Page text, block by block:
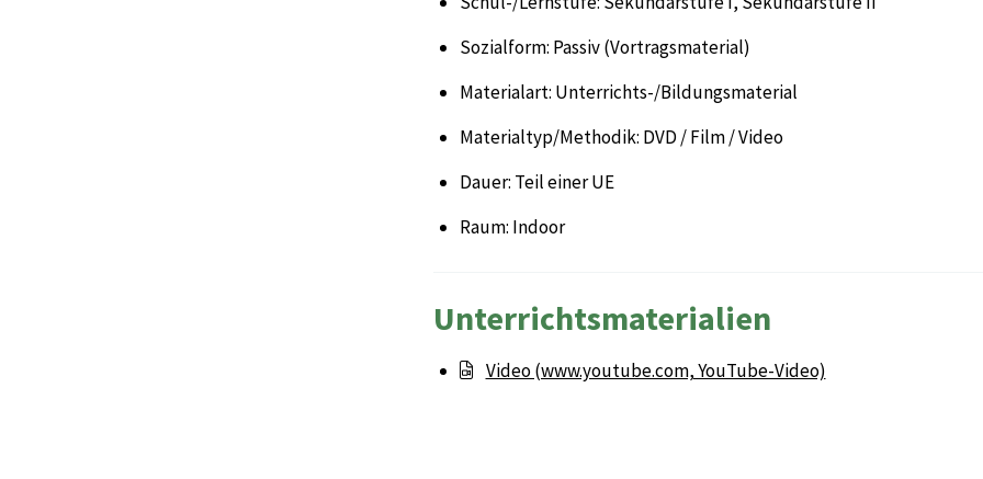
Sozialform: Passiv (Vortragsmaterial)
Materialart: Unterrichts-/Bildungsmaterial
Materialtyp/Methodik: DVD / Film / Video
Dauer: Teil einer UE
Raum: Indoor
Unterrichtsmaterialien
Video (www.youtube.com, YouTube-Video)